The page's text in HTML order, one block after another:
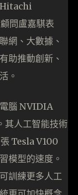
Hitachi
問盧嘉騏表
網、大數據、
助推動創新、
。
腦 NVIDIA
其人工智能技術
Tesla V100
模型的速度。
訓練更多人工